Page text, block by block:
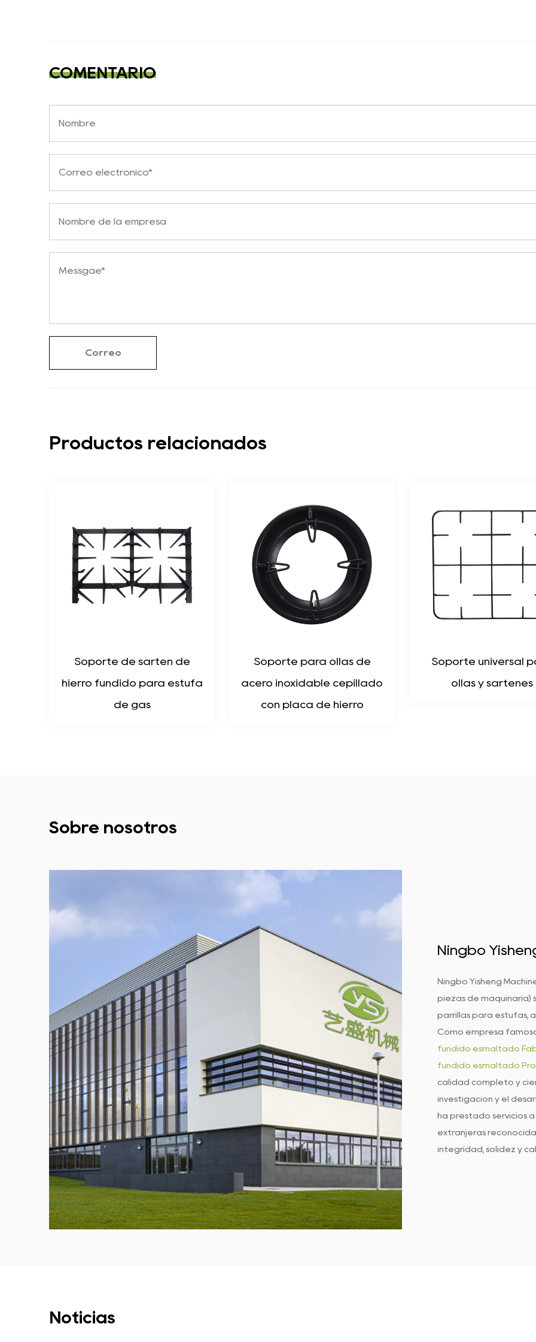
COMENTARIO
Productos relacionados
Soporte para ollas de
acero inoxidable cepillado
con placa de hierro
Soporte universal para
ollas y sartenes
Soporte de
empotrada
Sobre nosotros
Ningbo
Ningbo Yisheng
piezas de maquinaria)
parrillas para estufas,
Como empresa
fundido esmaltado
fundido esmaltado
calidad completo y
investigación y el
ha prestado servicios
extranjeras
integridad, solidez y
Noticias